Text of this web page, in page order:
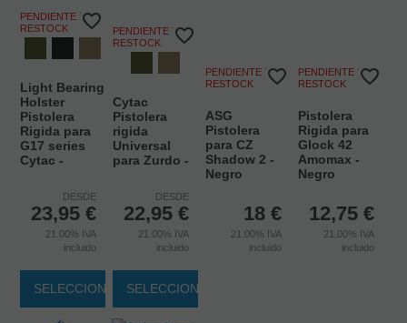
PENDIENTE DE
RESTOCK
Light Bearing
Holster
Pistolera
Rigida para
G17 series
Cytac -
DESDE
23,95 €
21.00% IVA
incluido
SELECCIONAR
PENDIENTE DE
RESTOCK
Cytac
Pistolera
rigida
Universal
para Zurdo -
DESDE
22,95 €
21.00% IVA
incluido
SELECCIONAR
PENDIENTE DE
RESTOCK
ASG
Pistolera
para CZ
Shadow 2 -
Negro
18 €
21.00% IVA
incluido
PENDIENTE DE
RESTOCK
Pistolera
Rigida para
Glock 42
Amomax -
Negro
12,75 €
21.00% IVA
incluido